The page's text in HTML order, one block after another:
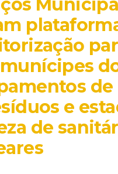
de
e
de